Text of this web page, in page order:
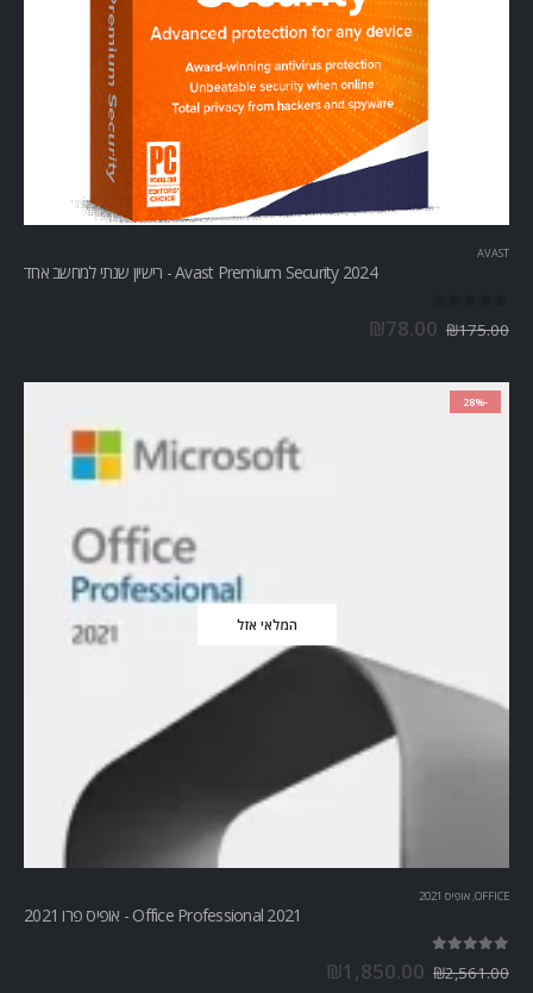
AVAST
Avast Premium Security 2024 - רישיון שנתי למחשב אחד
₪175.00
₪78.00
-28%
המלאי אזל
OFFICE
, אופיס 2021
Office Professional 2021 - אופיס פרו 2021
₪2,561.00
₪1,850.00